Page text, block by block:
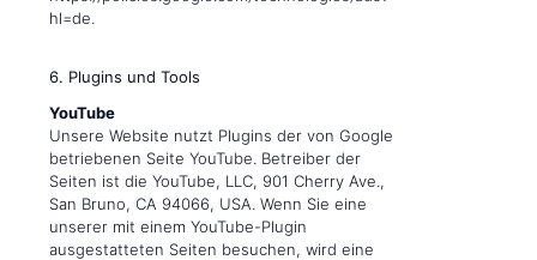
hl=de.
6. Plugins und Tools
YouTube
Unsere Website nutzt Plugins der von Google
betriebenen Seite YouTube. Betreiber der
Seiten ist die YouTube, LLC, 901 Cherry Ave.,
San Bruno, CA 94066, USA. Wenn Sie eine
unserer mit einem YouTube-Plugin
ausgestatteten Seiten besuchen, wird eine